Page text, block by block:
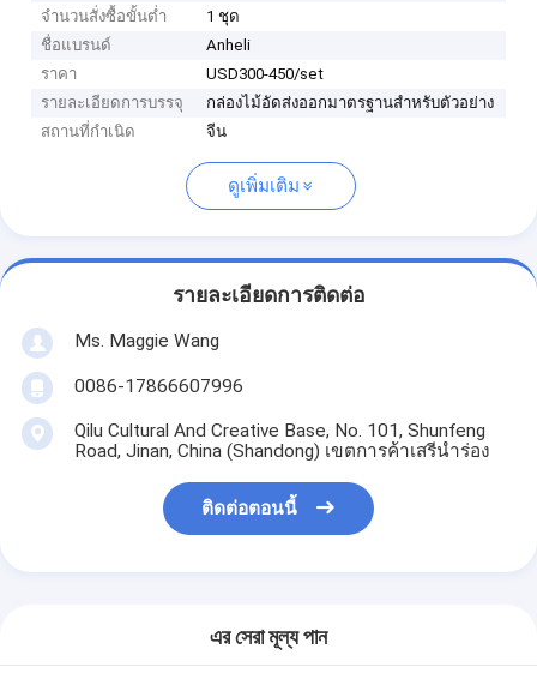
จำนวนสั่งซื้อขั้นต่ำ
1 ชุด
ชื่อแบรนด์
Anheli
ราคา
USD300-450/set
รายละเอียดการบรรจุ
กล่องไม้อัดส่งออกมาตรฐานสำหรับตัวอย่าง
สถานที่กำเนิด
จีน
ดูเพิ่มเติม
รายละเอียดการติดต่อ
Ms. Maggie Wang
0086-17866607996
Qilu Cultural And Creative Base, No. 101, Shunfeng
Road, Jinan, China (Shandong) เขตการค้าเสรีนำร่อง
ติดต่อตอนนี้
এর সেরা মূল্য পান